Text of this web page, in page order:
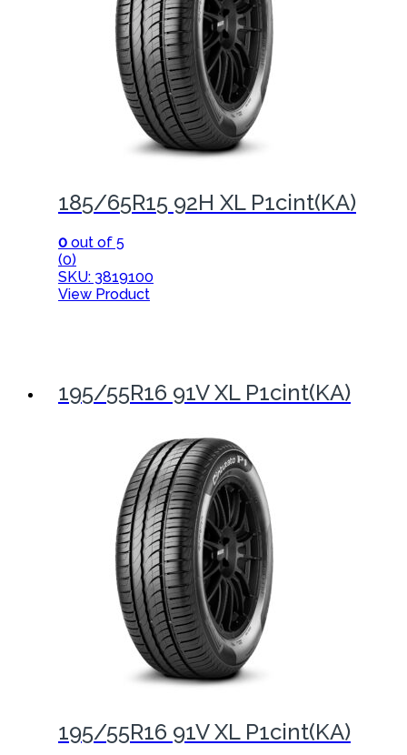
185/65R15 92H XL P1cint(KA)
0 out of 5
(0)
SKU: 3819100
View Product
195/55R16 91V XL P1cint(KA)
195/55R16 91V XL P1cint(KA)